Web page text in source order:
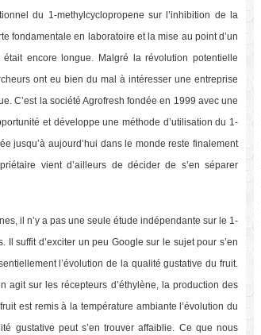
du 1-methylcyclopropene sur l’inhibition de la
fondamentale en laboratoire et la mise au point d’un
encore longue. Malgré la révolution potentielle
ont eu bien du mal à intéresser une entreprise
C’est la société Agrofresh fondée en 1999 avec une
et développe une méthode d’utilisation du 1-
jusqu’à aujourd’hui dans le monde reste finalement
vient d’ailleurs de décider de s’en séparer
il n’y a pas une seule étude indépendante sur le 1-
suffit d’exciter un peu Google sur le sujet pour s’en
l’évolution de la qualité gustative du fruit.
agit sur les récepteurs d’éthylène, la production des
est remis à la température ambiante l’évolution du
gustative peut s’en trouver affaiblie. Ce que nous